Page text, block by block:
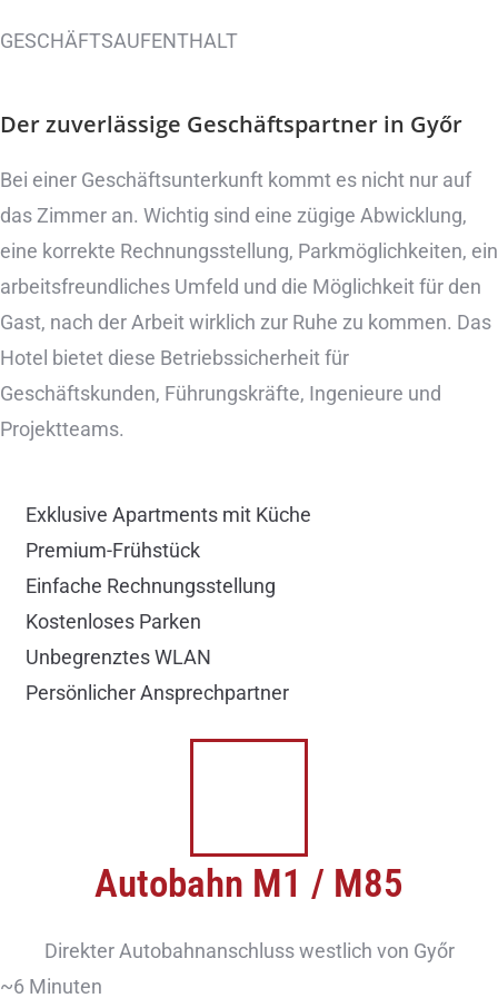
GESCHÄFTSAUFENTHALT
Der zuverlässige Geschäftspartner in Győr
Bei einer Geschäftsunterkunft kommt es nicht nur auf
das Zimmer an. Wichtig sind eine zügige Abwicklung,
eine korrekte Rechnungsstellung, Parkmöglichkeiten, ein
arbeitsfreundliches Umfeld und die Möglichkeit für den
Gast, nach der Arbeit wirklich zur Ruhe zu kommen. Das
Hotel bietet diese Betriebssicherheit für
Geschäftskunden, Führungskräfte, Ingenieure und
Projektteams.
Exklusive Apartments mit Küche
Premium-Frühstück
Einfache Rechnungsstellung
Kostenloses Parken
Unbegrenztes WLAN
Persönlicher Ansprechpartner
Autobahn M1 / M85
Direkter Autobahnanschluss westlich von Győr
~6 Minuten